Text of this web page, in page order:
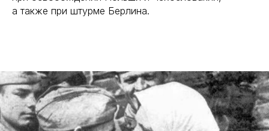
а также при штурме Берлина.